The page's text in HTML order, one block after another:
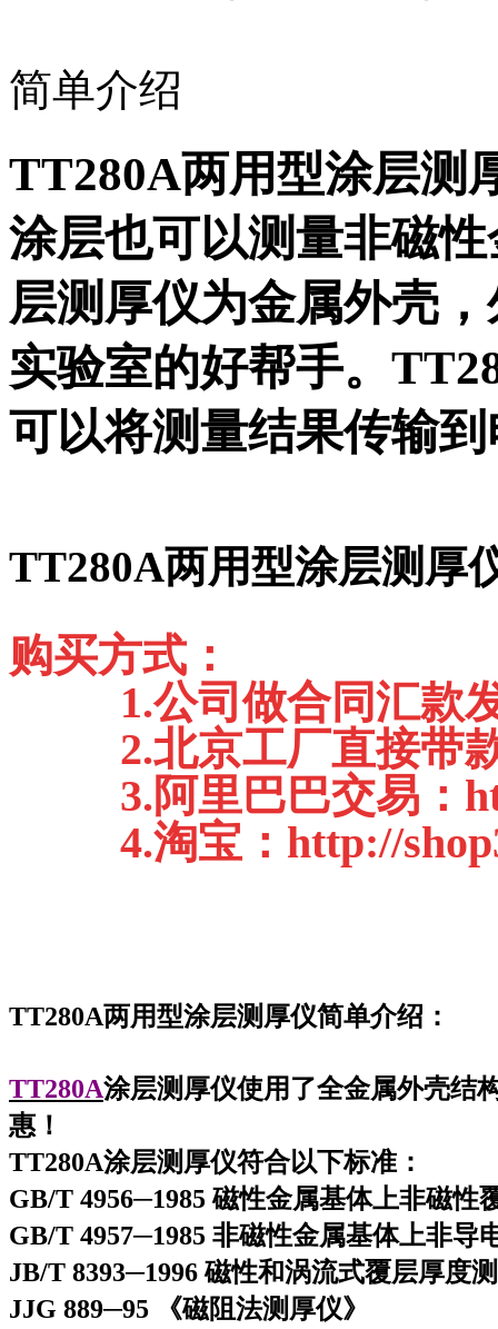
简单介绍
TT280A两用型涂层测
涂层也可以测量非磁
层测厚仪为金属外壳
实验室的好帮手。
可以将测量结果传输
TT280A两用型涂层测厚
购买方式：
1.公司做合同汇款
2.北京工厂直接带
3.阿里巴巴交易：
4.淘宝： http://
TT280A两用型涂层测厚仪简单介绍：
TT280A涂层测厚仪使用了全金属外壳结
惠！
TT280A涂层测厚仪符合以下标准：
GB/T 4956─1985 磁性金属基体上非磁性
GB/T 4957─1985 非磁性金属基体上非导
JB/T 8393─1996 磁性和涡流式覆层厚度
JJG 889─95 《磁阻法测厚仪》